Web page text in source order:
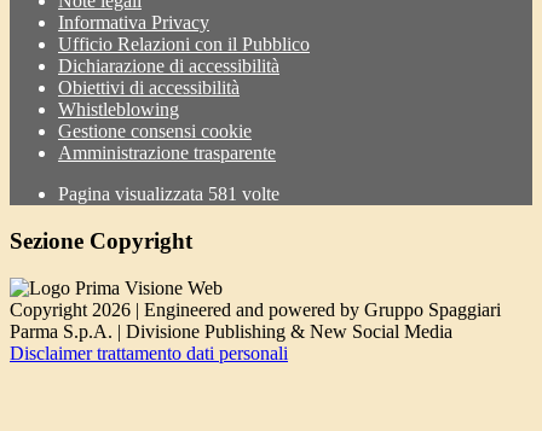
Informativa Privacy
Ufficio Relazioni con il Pubblico
Dichiarazione di accessibilità
Obiettivi di accessibilità
Whistleblowing
Gestione consensi cookie
Amministrazione trasparente
Pagina visualizzata 581 volte
Sezione Copyright
Copyright 2026 | Engineered and powered by Gruppo Spaggiari
Parma S.p.A. | Divisione Publishing & New Social Media
Disclaimer trattamento dati personali